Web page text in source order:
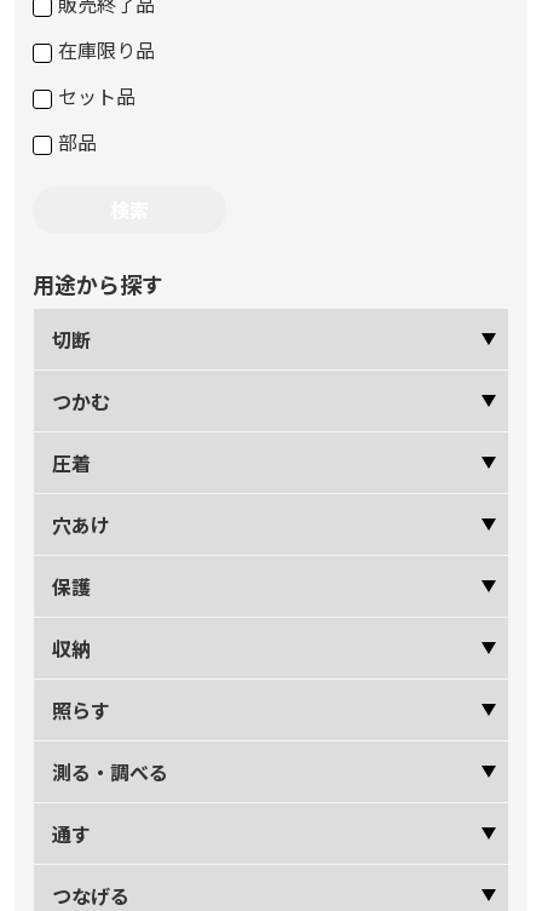
在庫限り品
セット品
部品
用途から探す
切断
つかむ
圧着
穴あけ
保護
収納
照らす
測る・調べる
通す
つなげる